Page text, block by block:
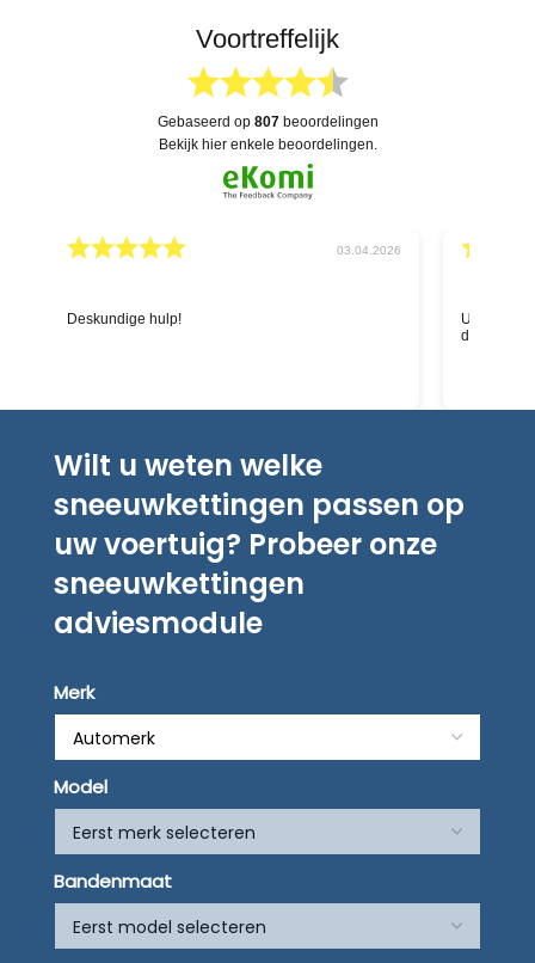
Voortreffelijk
gebaseerd op 807beoordelingen
bekijk hier enkele beoordelingen.
03.04.2026
Deskundige hulp!
dat alles
Wilt u weten welke
sneeuwkettingen passen op
uw voertuig? Probeer onze
sneeuwkettingen
adviesmodule
Merk
Model
Bandenmaat